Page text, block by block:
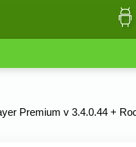
Premium v 3.4.0.44 +